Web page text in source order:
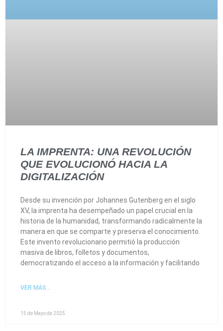
LA IMPRENTA: UNA REVOLUCIÓN
QUE EVOLUCIONÓ HACIA LA
DIGITALIZACIÓN
Desde su invención por Johannes Gutenberg en el siglo
XV, la imprenta ha desempeñado un papel crucial en la
historia de la humanidad, transformando radicalmente la
manera en que se comparte y preserva el conocimiento.
Este invento revolucionario permitió la producción
masiva de libros, folletos y documentos,
democratizando el acceso a la información y facilitando
VER MÁS...
15 de Mayo de 2025